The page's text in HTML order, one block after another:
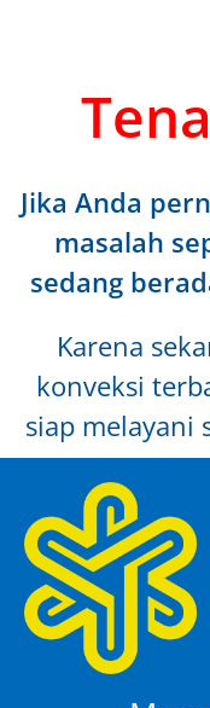
Jika Anda
masalah
sedang
Karena
konveksi
siap melayani